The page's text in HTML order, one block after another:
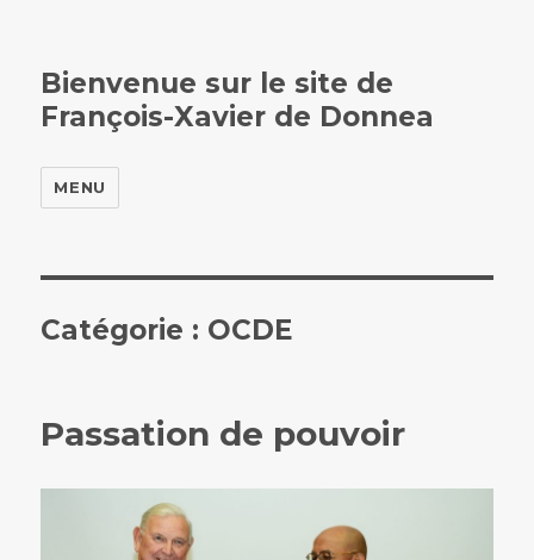
Bienvenue sur le site de
François-Xavier de Donnea
MENU
Catégorie : OCDE
Passation de pouvoir